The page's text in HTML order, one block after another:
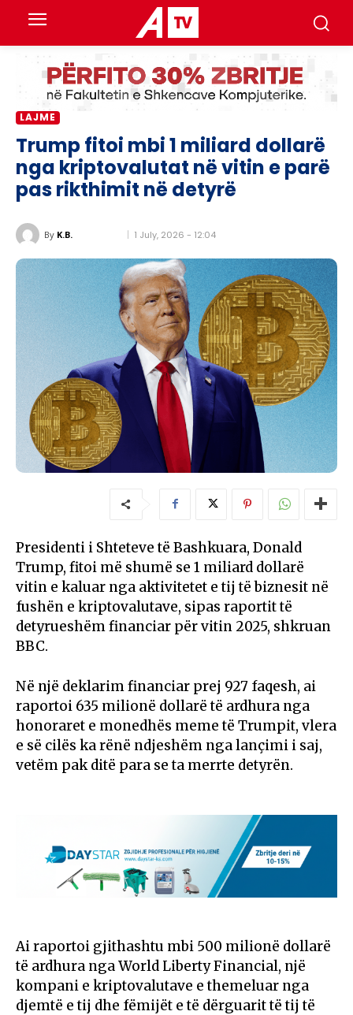
LAJME
Trump fitoi mbi 1 miliard dollarë
nga kriptovalutat në vitin e parë
pas rikthimit në detyrë
By K.B. 1 July, 2026 - 12:04
Presidenti i Shteteve të Bashkuara, Donald
Trump, fitoi më shumë se 1 miliard dollarë
vitin e kaluar nga aktivitetet e tij të biznesit në
fushën e kriptovalutave, sipas raportit të
detyrueshëm financiar për vitin 2025, shkruan
BBC.
Në një deklarim financiar prej 927 faqesh, ai
raportoi 635 milionë dollarë të ardhura nga
honoraret e monedhës meme të Trumpit, vlera
e së cilës ka rënë ndjeshëm nga lançimi i saj,
vetëm pak ditë para se ta merrte detyrën.
Ai raportoi gjithashtu mbi 500 milionë dollarë
të ardhura nga World Liberty Financial, një
kompani e kriptovalutave e themeluar nga
djemtë e tij dhe fëmijët e të dërguarit të tij të